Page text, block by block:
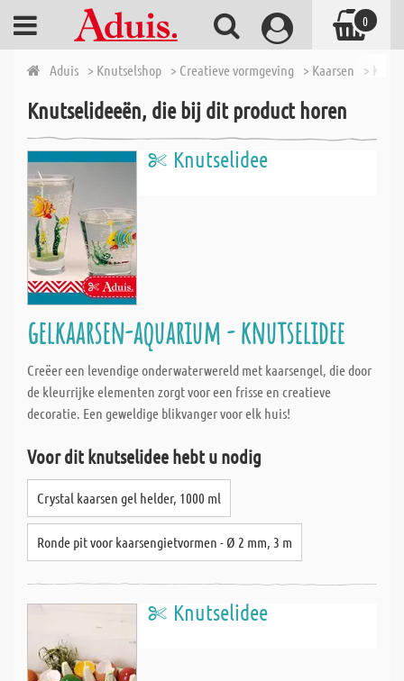
Aduis > Knutselshop > Creatieve vormgeving > Kaarsen >
Knutselideeën, die bij dit product horen
Knutselidee
gelkaarsen-aquarium - knutselidee
Creëer een levendige onderwaterwereld met kaarsengel, die door
de kleurrijke elementen zorgt voor een frisse en creatieve
decoratie. Een geweldige blikvanger voor elk huis!
Voor dit knutselidee hebt u nodig
Crystal kaarsen gel helder, 1000 ml
Ronde pit voor kaarsengietvormen - Ø 2 mm, 3 m
Knutselidee
0